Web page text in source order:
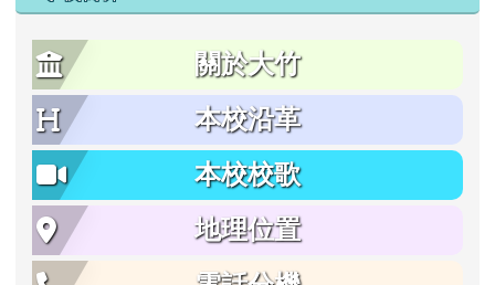
關於大竹
本校沿革
本校校歌
地理位置